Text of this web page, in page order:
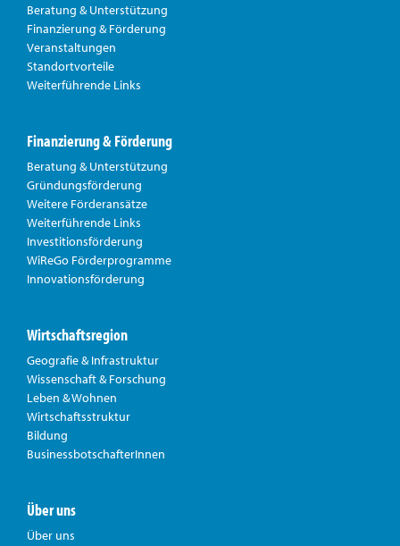
Beratung & Unterstützung
Finanzierung & Förderung
Veranstaltungen
Standortvorteile
Weiterführende Links
Finanzierung & Förderung
Beratung & Unterstützung
Gründungsförderung
Weitere Förderansätze
Weiterführende Links
Investitionsförderung
WiReGo Förderprogramme
Innovationsförderung
Wirtschaftsregion
Geografie & Infrastruktur
Wissenschaft & Forschung
Leben & Wohnen
Wirtschaftsstruktur
Bildung
BusinessbotschafterInnen
Über uns
Über uns